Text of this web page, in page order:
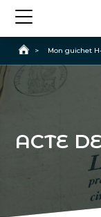
Accueil
> Mon guichet
ACTE